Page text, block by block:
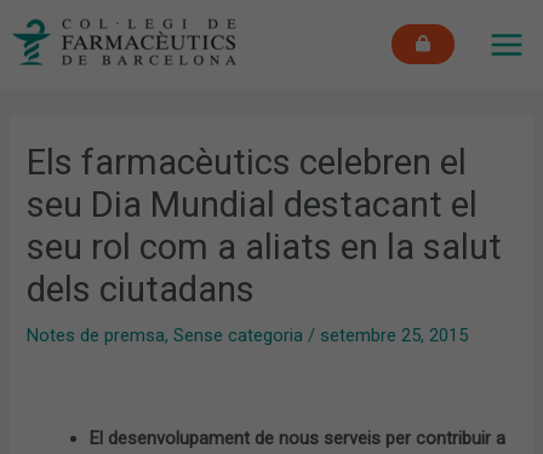
Els farmacèutics celebren el
seu Dia Mundial destacant el
seu rol com a aliats en la salut
dels ciutadans
Notes de premsa,Sense categoria / setembre 25, 2015
El desenvolupament de nous serveis per contribuir a